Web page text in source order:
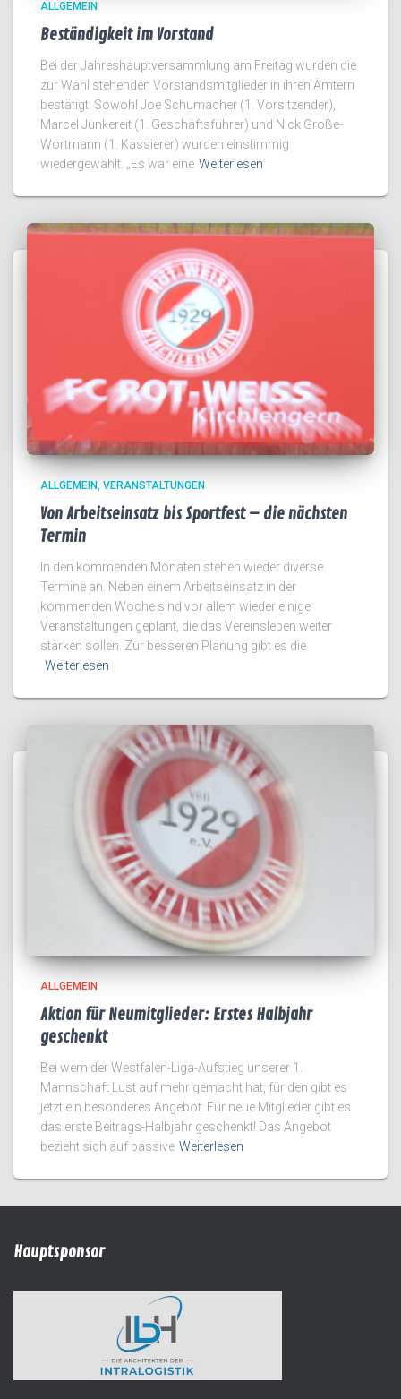
ALLGEMEIN
Beständigkeit im Vorstand
Bei der Jahreshauptversammlung am Freitag wurden die
zur Wahl stehenden Vorstandsmitglieder in ihren Ämtern
bestätigt. Sowohl Joe Schumacher (1. Vorsitzender),
Marcel Junkereit (1. Geschäftsführer) und Nick Große-
Wortmann (1. Kassierer) wurden einstimmig
wiedergewählt. „Es war eine Weiterlesen
ALLGEMEIN VERANSTALTUNGEN
Von Arbeitseinsatz bis Sportfest – die nächsten
Termin
In den kommenden Monaten stehen wieder diverse
Termine an. Neben einem Arbeitseinsatz in der
kommenden Woche sind vor allem wieder einige
Veranstaltungen geplant, die das Vereinsleben weiter
stärken sollen. Zur besseren Planung gibt es die
Weiterlesen
ALLGEMEIN
Aktion für Neumitglieder: Erstes Halbjahr
geschenkt
Bei wem der Westfalen-Liga-Aufstieg unserer 1.
Mannschaft Lust auf mehr gemacht hat, für den gibt es
jetzt ein besonderes Angebot: Für neue Mitglieder gibt es
das erste Beitrags-Halbjahr geschenkt! Das Angebot
bezieht sich auf passive Weiterlesen
Hauptsponsor